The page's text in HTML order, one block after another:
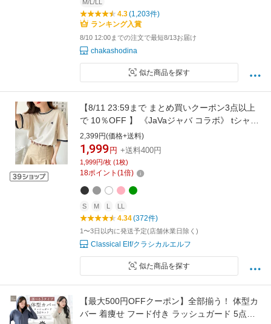
M/L/LL
4.3(1,203件)
ランキング入賞
8/10 12:00までの注文で最短8/13お届け
chakashodina
似た商品を探す
【8/11 23:59まで まとめ買いクーポン3点以上
で 10％OFF 】 《JaVaジャバ コラボ》 tシャツ
レディース 半袖 ゆったり 綿100% レトロ シル
ケット きれいめ 刺繍 半袖 ユニセックス メンズ
体型カバー 着痩せ UV 大きいサイズ 夏 クラシ
カルエルフ jv1050074
2,399円(価格+送料)
1,999 円 +送料400円
1,999円/枚 (1枚)
18ポイント (1倍)
S M L LL
4.34(372件)
1〜3日以内に発送予定(店舗休業日除く)
Classical Elf/クラシカルエルフ
似た商品を探す
【最大500円OFFクーポン】全部揃う！ 体型カ
バー 着痩せ フード付き ラッシュガード 5点セ